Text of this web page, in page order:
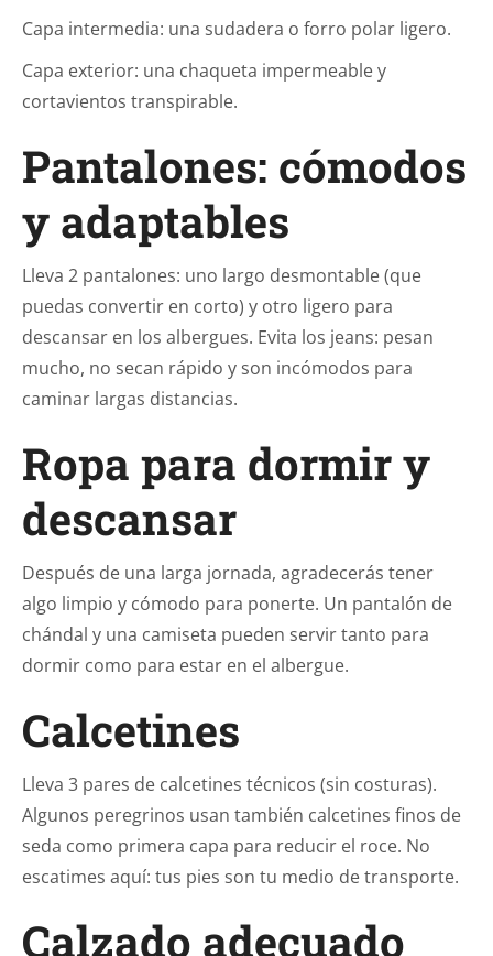
Capa intermedia: una sudadera o forro polar ligero.
Capa exterior: una chaqueta impermeable y
cortavientos transpirable.
Pantalones: cómodos
y adaptables
Lleva 2 pantalones: uno largo desmontable (que
puedas convertir en corto) y otro ligero para
descansar en los albergues. Evita los jeans: pesan
mucho, no secan rápido y son incómodos para
caminar largas distancias.
Ropa para dormir y
descansar
Después de una larga jornada, agradecerás tener
algo limpio y cómodo para ponerte. Un pantalón de
chándal y una camiseta pueden servir tanto para
dormir como para estar en el albergue.
Calcetines
Lleva 3 pares de calcetines técnicos (sin costuras).
Algunos peregrinos usan también calcetines finos de
seda como primera capa para reducir el roce. No
escatimes aquí: tus pies son tu medio de transporte.
Calzado adecuado